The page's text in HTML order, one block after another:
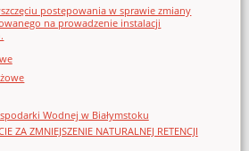
postępowania w sprawie zmiany
na prowadzenie instalacji
Wodnej w Białymstoku
ZA ZMNIEJSZENIE NATURALNEJ RETENCJI